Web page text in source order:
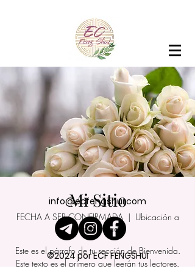
Mi Sitio
FECHA A SER CONFIRMADA
  |
Ubicación a
ser confirmada
Este es el párrafo de tu sección de Bienvenida.
Este texto es el primero que leerán tus lectores.
info@ecfengshui.com
©2024 por ECF FENGSHUI